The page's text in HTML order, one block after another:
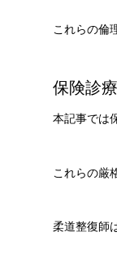
これらの倫
保険診
本記事では
これらの厳
柔道整復師